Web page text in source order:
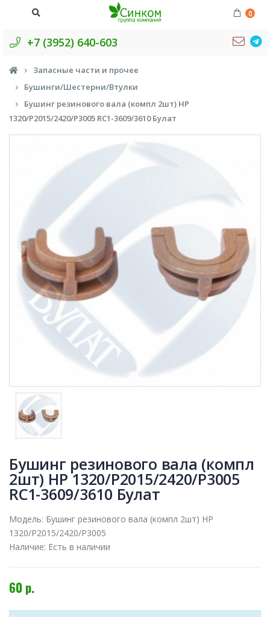
0
+7 (3952) 640-603
Запасные части и прочее
Бушинги/Шестерни/Втулки
Бушинг резинового вала (компл 2шт) HP
1320/P2015/2420/P3005 RC1-3609/3610 Булат
Бушинг резинового вала (компл
2шт) HP 1320/P2015/2420/P3005
RC1-3609/3610 Булат
Модель: Бушинг резинового вала (компл 2шт) HP
1320/P2015/2420/P3005
Наличие: Есть в наличии
60 р.